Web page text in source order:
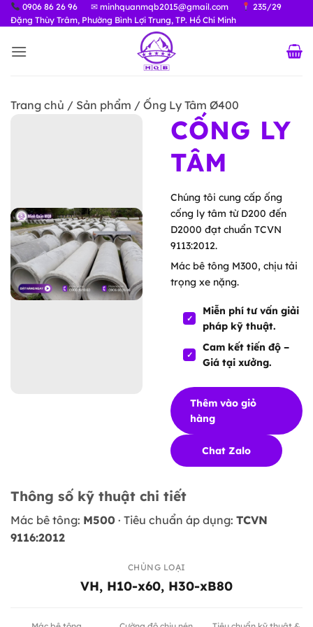
Bỏ
qua
dung
0906 86 26 96 ✉ minhquanmqb2015@gmail.com
235/29
Đặng Thùy Trâm, Phường Bình Lợi Trung, TP. Hồ Chí Minh
Trang chủ / Sản phẩm / Ống Ly Tâm Ø400
CỐNG LY
TÂM
Chúng tôi cung cấp ống
cống ly tâm từ D200 đến
D2000 đạt chuẩn TCVN
9113:2012.
Mác bê tông M300, chịu tải
trọng xe nặng.
Miễn phí tư vấn giải
pháp kỹ thuật.
Cam kết tiến độ –
Giá tại xưởng.
Thêm vào giỏ
hàng
Chat Zalo
Thông số kỹ thuật chi tiết
Mác bê tông: M500 · Tiêu chuẩn áp dụng: TCVN
9116:2012
CHỦNG LOẠI
VH, H10-x60, H30-xB80